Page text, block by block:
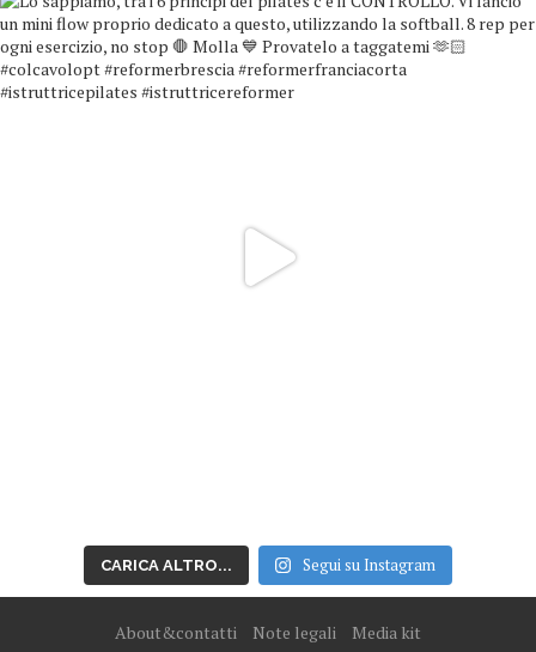
CARICA ALTRO... Segui su Instagram
About&contatti Note legali Media kit